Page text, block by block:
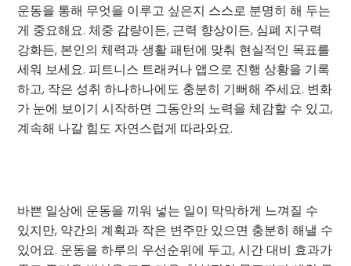
운동을 통해 무엇을 이루고 싶은지 스스로 분명히 해 두는
게 중요해요. 체중 감량이든, 근력 향상이든, 심폐 지구력
강화든, 본인의 체력과 생활 패턴에 맞춰 현실적인 목표를
세워 보세요. 피트니스 트래커나 앱으로 진행 상황을 기록
하고, 작은 성취 하나하나에도 충분히 기뻐해 주세요. 변화
가 눈에 보이기 시작하면 그동안의 노력을 체감할 수 있고,
계속해 나갈 힘도 자연스럽게 따라와요.
바쁜 일상에 운동을 끼워 넣는 일이 막막하게 느껴질 수
있지만, 약간의 계획과 작은 변주만 있으면 충분히 해낼 수
있어요. 운동을 하루의 우선순위에 두고, 시간 대비 효과가